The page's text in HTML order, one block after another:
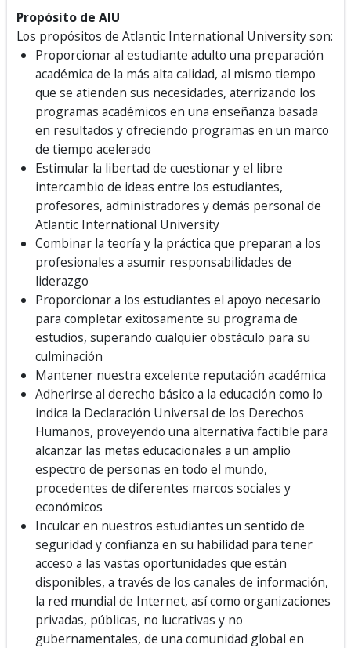
Propósito de AIU
Los propósitos de Atlantic International University son:
Proporcionar al estudiante adulto una preparación
académica de la más alta calidad, al mismo tiempo
que se atienden sus necesidades, aterrizando los
programas académicos en una enseñanza basada
en resultados y ofreciendo programas en un marco
de tiempo acelerado
Estimular la libertad de cuestionar y el libre
intercambio de ideas entre los estudiantes,
profesores, administradores y demás personal de
Atlantic International University
Combinar la teoría y la práctica que preparan a los
profesionales a asumir responsabilidades de
liderazgo
Proporcionar a los estudiantes el apoyo necesario
para completar exitosamente su programa de
estudios, superando cualquier obstáculo para su
culminación
Mantener nuestra excelente reputación académica
Adherirse al derecho básico a la educación como lo
indica la Declaración Universal de los Derechos
Humanos, proveyendo una alternativa factible para
alcanzar las metas educacionales a un amplio
espectro de personas en todo el mundo,
procedentes de diferentes marcos sociales y
económicos
Inculcar en nuestros estudiantes un sentido de
seguridad y confianza en su habilidad para tener
acceso a las vastas oportunidades que están
disponibles, a través de los canales de información,
la red mundial de Internet, así como organizaciones
privadas, públicas, no lucrativas y no
gubernamentales, de una comunidad global en